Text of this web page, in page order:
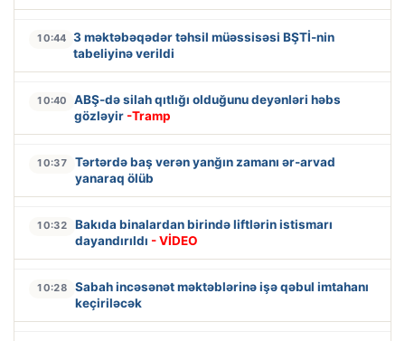
10:44 3 məktəbəqədər təhsil müəssisəsi BŞTİ-nin
tabeliyinə verildi
10:40
ABŞ-də silah qıtlığı olduğunu deyənləri həbs
gözləyir -Tramp
10:37
Tərtərdə baş verən yanğın zamanı ər-arvad
yanaraq ölüb
10:32
Bakıda binalardan birində liftlərin istismarı
dayandırıldı - VİDEO
10:28
Sabah incəsənət məktəblərinə işə qəbul imtahanı
keçiriləcək